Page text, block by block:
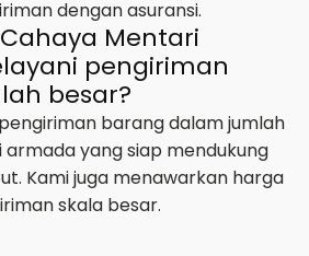
dengan asuransi.
Mentari
pengiriman
besar?
barang dalam jumlah
yang siap mendukung
Kami juga menawarkan harga
skala besar.